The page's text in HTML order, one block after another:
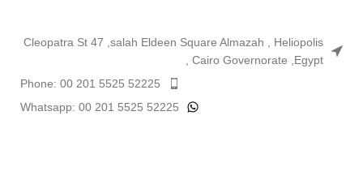
Cleopatra St 47 ,salah Eldeen Square Almazah , Heliopolis
, Cairo Governorate ,Egypt
Phone: 00 201 5525 52225
Whatsapp: 00 201 5525 52225